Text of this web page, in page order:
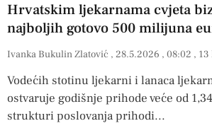
Hrvatskim ljekarnama cvjeta
najboljih gotovo 500 milijuna
Ivanka Bukulin Zlatović 28.5.2026 08:02 13
Vodećih stotinu ljekarni i lanaca
ostvaruje godišnje prihode veće od
strukturi poslovanja prihodi